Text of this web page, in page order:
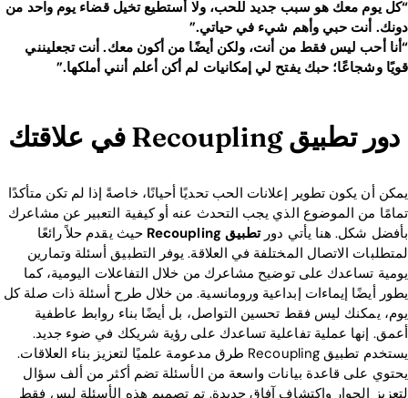
“كل يوم معك هو سبب جديد للحب، ولا أستطيع تخيل قضاء يوم واحد من
دونك. أنت حبي وأهم شيء في حياتي.”
“أنا أحب ليس فقط من أنت، ولكن أيضًا من أكون معك. أنت تجعلينني
قويًا وشجاعًا؛ حبك يفتح لي إمكانيات لم أكن أعلم أنني أملكها.”
دور تطبيق Recoupling في علاقتك
يمكن أن يكون تطوير إعلانات الحب تحديًا أحيانًا، خاصةً إذا لم تكن متأكدًا
تمامًا من الموضوع الذي يجب التحدث عنه أو كيفية التعبير عن مشاعرك
بأفضل شكل. هنا يأتي دورتطبيق Recoupling
حيث يقدم حلاً رائعًا
لمتطلبات الاتصال المختلفة في العلاقة. يوفر التطبيق أسئلة وتمارين
يومية تساعدك على توضيح مشاعرك من خلال التفاعلات اليومية، كما
يطور أيضًا إيماءات إبداعية ورومانسية. من خلال طرح أسئلة ذات صلة كل
يوم، يمكنك ليس فقط تحسين التواصل، بل أيضًا بناء روابط عاطفية
أعمق. إنها عملية تفاعلية تساعدك على رؤية شريكك في ضوء جديد.
يستخدم تطبيق Recoupling طرق مدعومة علميًا لتعزيز بناء العلاقات.
يحتوي على قاعدة بيانات واسعة من الأسئلة تضم أكثر من ألف سؤال
لتعزيز الحوار واكتشاف آفاق جديدة. تم تصميم هذه الأسئلة ليس فقط